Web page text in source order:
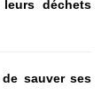
déchets
sauver ses